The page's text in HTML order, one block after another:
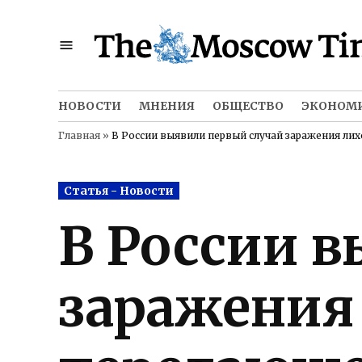
НОВОСТИ МНЕНИЯ ОБЩЕСТВО
Главная » В России выявили первый случай заражения
Posted
in
Статья - Новости
В России